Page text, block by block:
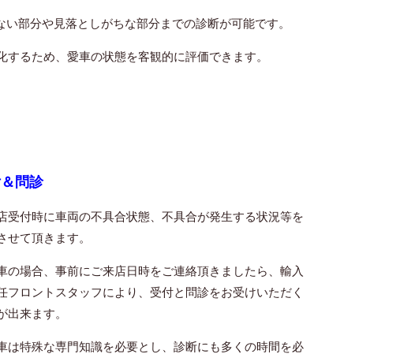
部分や見落としがちな部分までの診断が可能です。
るため、愛車の状態を客観的に評価できます。
問診
受付時に車両の不具合状態、不具合が発生する状況等を
せて頂きます。
の場合、事前にご来店日時をご連絡頂きましたら、輸入
フロントスタッフにより、受付と問診をお受けいただく
出来ます。
は特殊な専門知識を必要とし、診断にも多くの時間を必